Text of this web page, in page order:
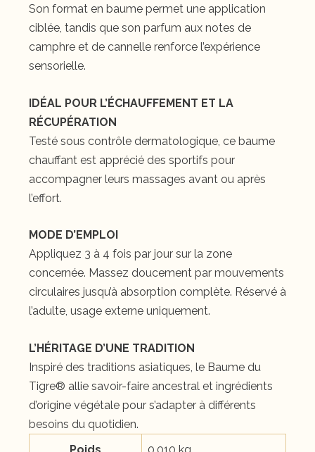
Son format en baume permet une application
ciblée, tandis que son parfum aux notes de
camphre et de cannelle renforce l’expérience
sensorielle.
IDÉAL POUR L’ÉCHAUFFEMENT ET LA
RÉCUPÉRATION
Testé sous contrôle dermatologique, ce baume
chauffant est apprécié des sportifs pour
accompagner leurs massages avant ou après
l’effort.
MODE D’EMPLOI
Appliquez 3 à 4 fois par jour sur la zone
concernée. Massez doucement par mouvements
circulaires jusqu’à absorption complète. Réservé à
l’adulte, usage externe uniquement.
L’HÉRITAGE D’UNE TRADITION
Inspiré des traditions asiatiques, le Baume du
Tigre® allie savoir-faire ancestral et ingrédients
d’origine végétale pour s’adapter à différents
besoins du quotidien.